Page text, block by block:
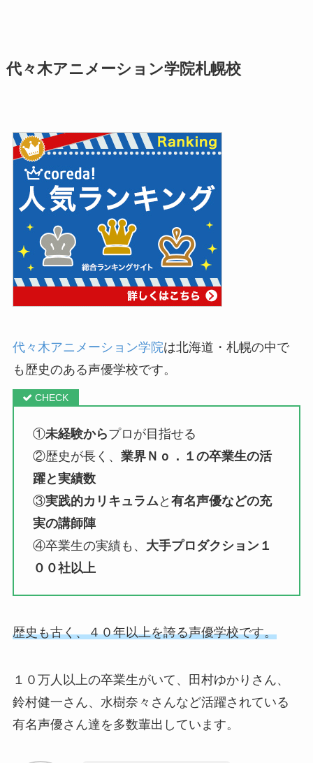
代々木アニメーション学院札幌校
代々木アニメーション学院は北海道・札幌の中で
も歴史のある声優学校です。
①未経験からプロが目指せる
②歴史が長く、 業界Ｎｏ．１の卒業生の活
躍と実績数
③実践的カリキュラム と 有名声優などの充
実の講師陣
④卒業生の実績も、 大手プロダクション１
００社以上
歴史も古く、４０年以上を誇る声優学校です。
１０万人以上の卒業生がいて、田村ゆかりさん、
鈴村健一さん、水樹奈々さんなど活躍されている
有名声優さん達を多数輩出しています。